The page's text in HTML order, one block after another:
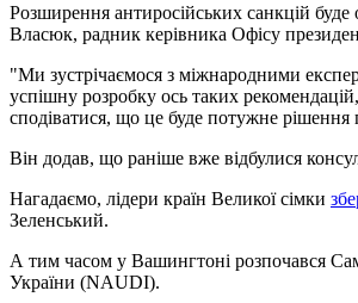
Розширення антиросійських санкцій
Власюк, радник керівника Офісу
"Ми зустрічаємося з міжнародними
успішну розробку ось таких
сподіватися, що це буде потужне рішення
Він додав, що раніше вже відбулися
Нагадаємо, лідери країн Великої сімки
Зеленський.
А тим часом у Вашингтоні розпочався
України (NAUDI).